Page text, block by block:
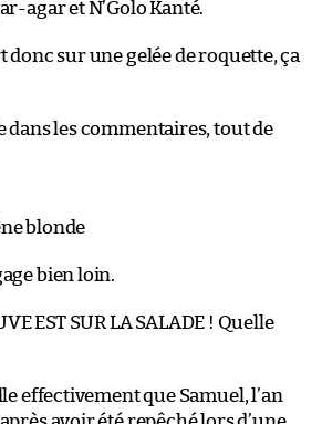
agar et N’Golo Kanté.
donc sur une gelée de roquette, ça
dans les commentaires, tout de
blonde
bien loin.
EST SUR LA SALADE ! Quelle
effectivement que Samuel, l’an